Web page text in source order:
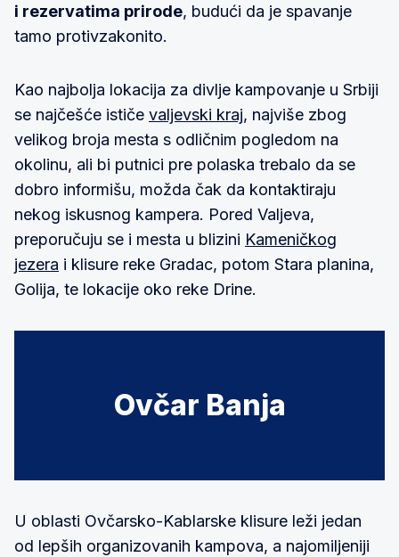
i rezervatima prirode, budući da je spavanje
tamo protivzakonito.
Kao najbolja lokacija za divlje kampovanje u Srbiji
se najčešće ističe valjevski kraj, najviše zbog
velikog broja mesta s odličnim pogledom na
okolinu, ali bi putnici pre polaska trebalo da se
dobro informišu, možda čak da kontaktiraju
nekog iskusnog kampera. Pored Valjeva,
preporučuju se i mesta u blizini Kameničkog
jezera i klisure reke Gradac, potom Stara planina,
Golija, te lokacije oko reke Drine.
Ovčar Banja
U oblasti Ovčarsko-Kablarske klisure leži jedan
od lepših organizovanih kampova, a najomiljeniji